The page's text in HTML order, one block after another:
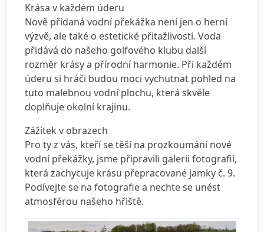
Krása v každém úderu
Nově přidaná vodní překážka není jen o herní
výzvě, ale také o estetické přitažlivosti. Voda
přidává do našeho golfového klubu další
rozměr krásy a přírodní harmonie. Při každém
úderu si hráči budou moci vychutnat pohled na
tuto malebnou vodní plochu, která skvěle
doplňuje okolní krajinu.
Zážitek v obrazech
Pro ty z vás, kteří se těší na prozkoumání nové
vodní překážky, jsme připravili galerii fotografií,
která zachycuje krásu přepracované jamky č. 9.
Podívejte se na fotografie a nechte se unést
atmosférou našeho hřiště.